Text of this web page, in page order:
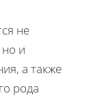
не
и
а также
рода